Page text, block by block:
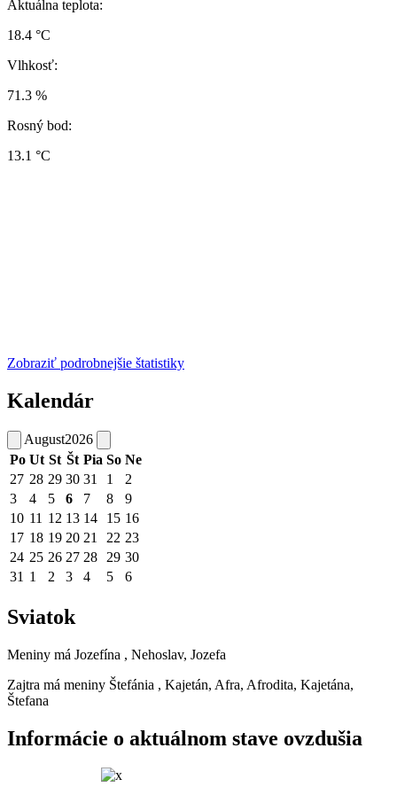
Aktuálna teplota:
18.4 °C
Vlhkosť:
71.3 %
Rosný bod:
13.1 °C
Zobraziť podrobnejšie štatistiky
Kalendár
August2026
Po Ut St Št Pia So Ne
27 28 29 30 31 1
2
3
4 5 6 7 8
9
10 11 12 13 14 15 16
17 18 19 20 21 22 23
24 25 26 27 28 29 30
31 1 2 3 4 5 6
Sviatok
Meniny má Jozefína , Nehoslav, Jozefa
Zajtra má meniny Štefánia , Kajetán, Afra, Afrodita, Kajetána,
Štefana
Informácie o aktuálnom stave ovzdušia